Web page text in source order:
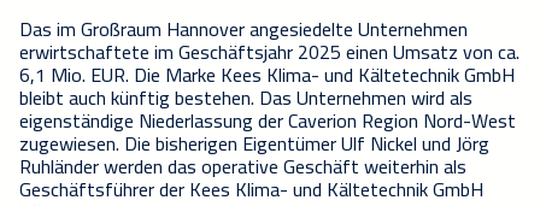
Das im Großraum Hannover angesiedelte Unternehmen
erwirtschaftete im Geschäftsjahr 2025 einen Umsatz von ca.
6,1 Mio. EUR. Die Marke Kees Klima- und Kältetechnik GmbH
bleibt auch künftig bestehen. Das Unternehmen wird als
eigenständige Niederlassung der Caverion Region Nord-West
zugewiesen. Die bisherigen Eigentümer Ulf Nickel und Jörg
Ruhländer werden das operative Geschäft weiterhin als
Geschäftsführer der Kees Klima- und Kältetechnik GmbH